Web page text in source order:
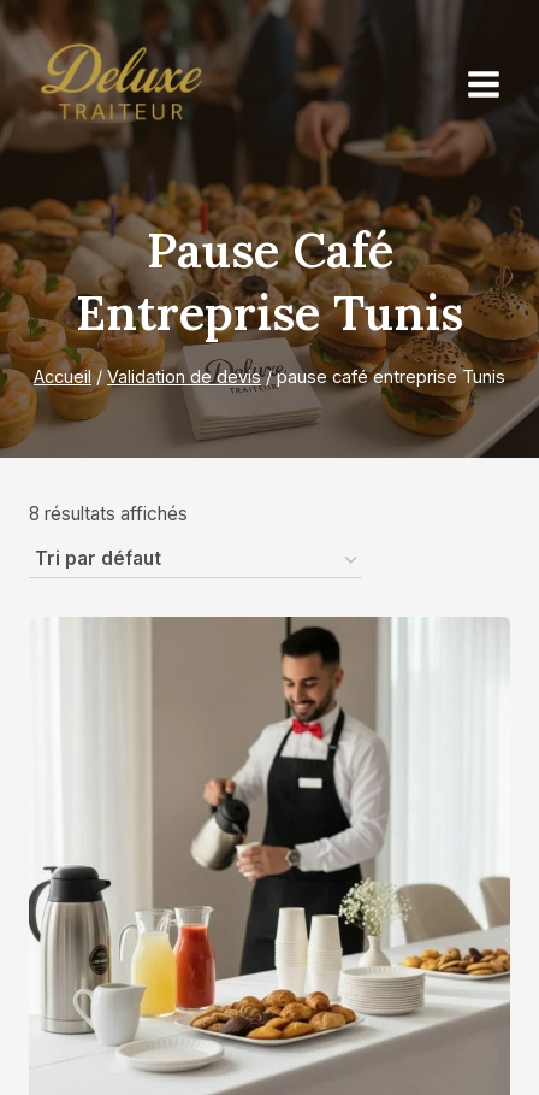
Aller
contenu
Pause Café
Entreprise Tunis
Accueil / Validation de devis / pause café entreprise Tunis
8 résultats affichés